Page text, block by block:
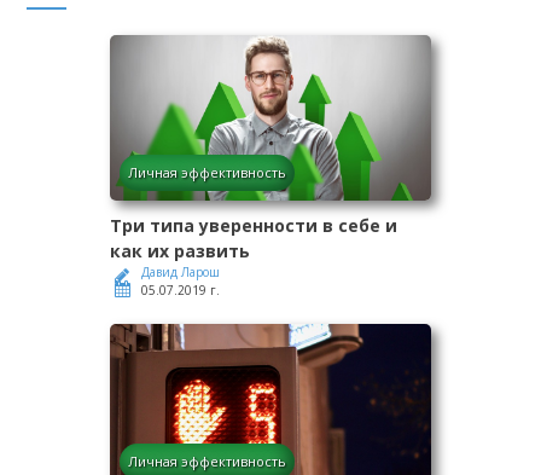
Личная эффективность
Три типа уверенности в себе и
как их развить
Давид Ларош
05.07.2019 г.
Личная эффективность